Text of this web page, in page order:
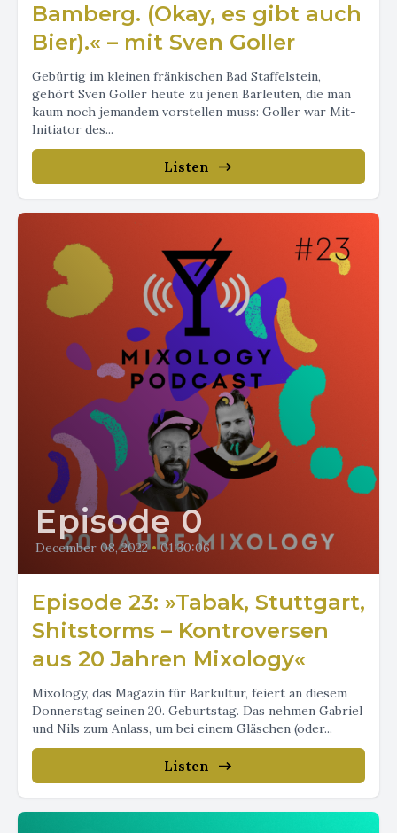
Bamberg. (Okay, es gibt auch
Bier).« – mit Sven Goller
Gebürtig im kleinen fränkischen Bad Staffelstein,
gehört Sven Goller heute zu jenen Barleuten, die man
kaum noch jemandem vorstellen muss: Goller war Mit-
Initiator des...
Listen
Episode 0
December 08, 2022 • 01:30:06
Episode 23: »Tabak, Stuttgart,
Shitstorms – Kontroversen
aus 20 Jahren Mixology«
Mixology, das Magazin für Barkultur, feiert an diesem
Donnerstag seinen 20. Geburtstag. Das nehmen Gabriel
und Nils zum Anlass, um bei einem Gläschen (oder...
Listen